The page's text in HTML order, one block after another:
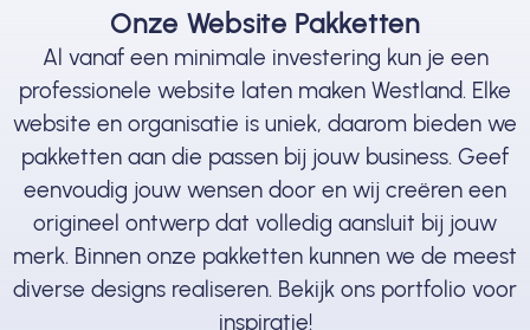
Onze Website Pakketten
Al vanaf een minimale investering kun je een
professionele website laten maken Westland. Elke
website en organisatie is uniek, daarom bieden we
pakketten aan die passen bij jouw business. Geef
eenvoudig jouw wensen door en wij creëren een
origineel ontwerp dat volledig aansluit bij jouw
merk. Binnen onze pakketten kunnen we de meest
diverse designs realiseren. Bekijk ons portfolio voor
inspiratie!